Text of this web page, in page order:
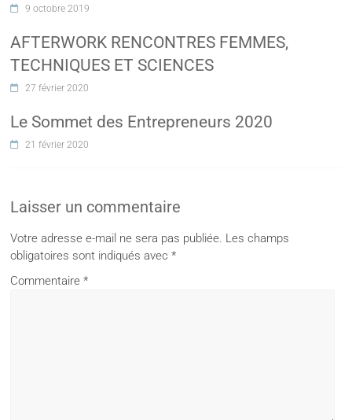
9 octobre 2019
AFTERWORK RENCONTRES FEMMES,
TECHNIQUES ET SCIENCES
27 février 2020
Le Sommet des Entrepreneurs 2020
21 février 2020
Laisser un commentaire
Votre adresse e-mail ne sera pas publiée. Les champs
obligatoires sont indiqués avec*
Commentaire*